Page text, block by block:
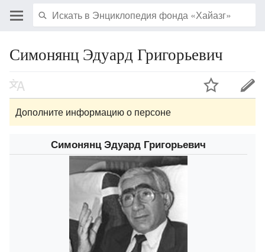
Симонянц Эдуард Григорьевич
Дополните информацию о персоне
Симонянц Эдуард Григорьевич